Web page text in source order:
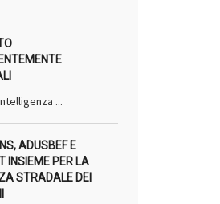
...
ADUSBEF E
INSIEME PER LA
STRADALE DEI